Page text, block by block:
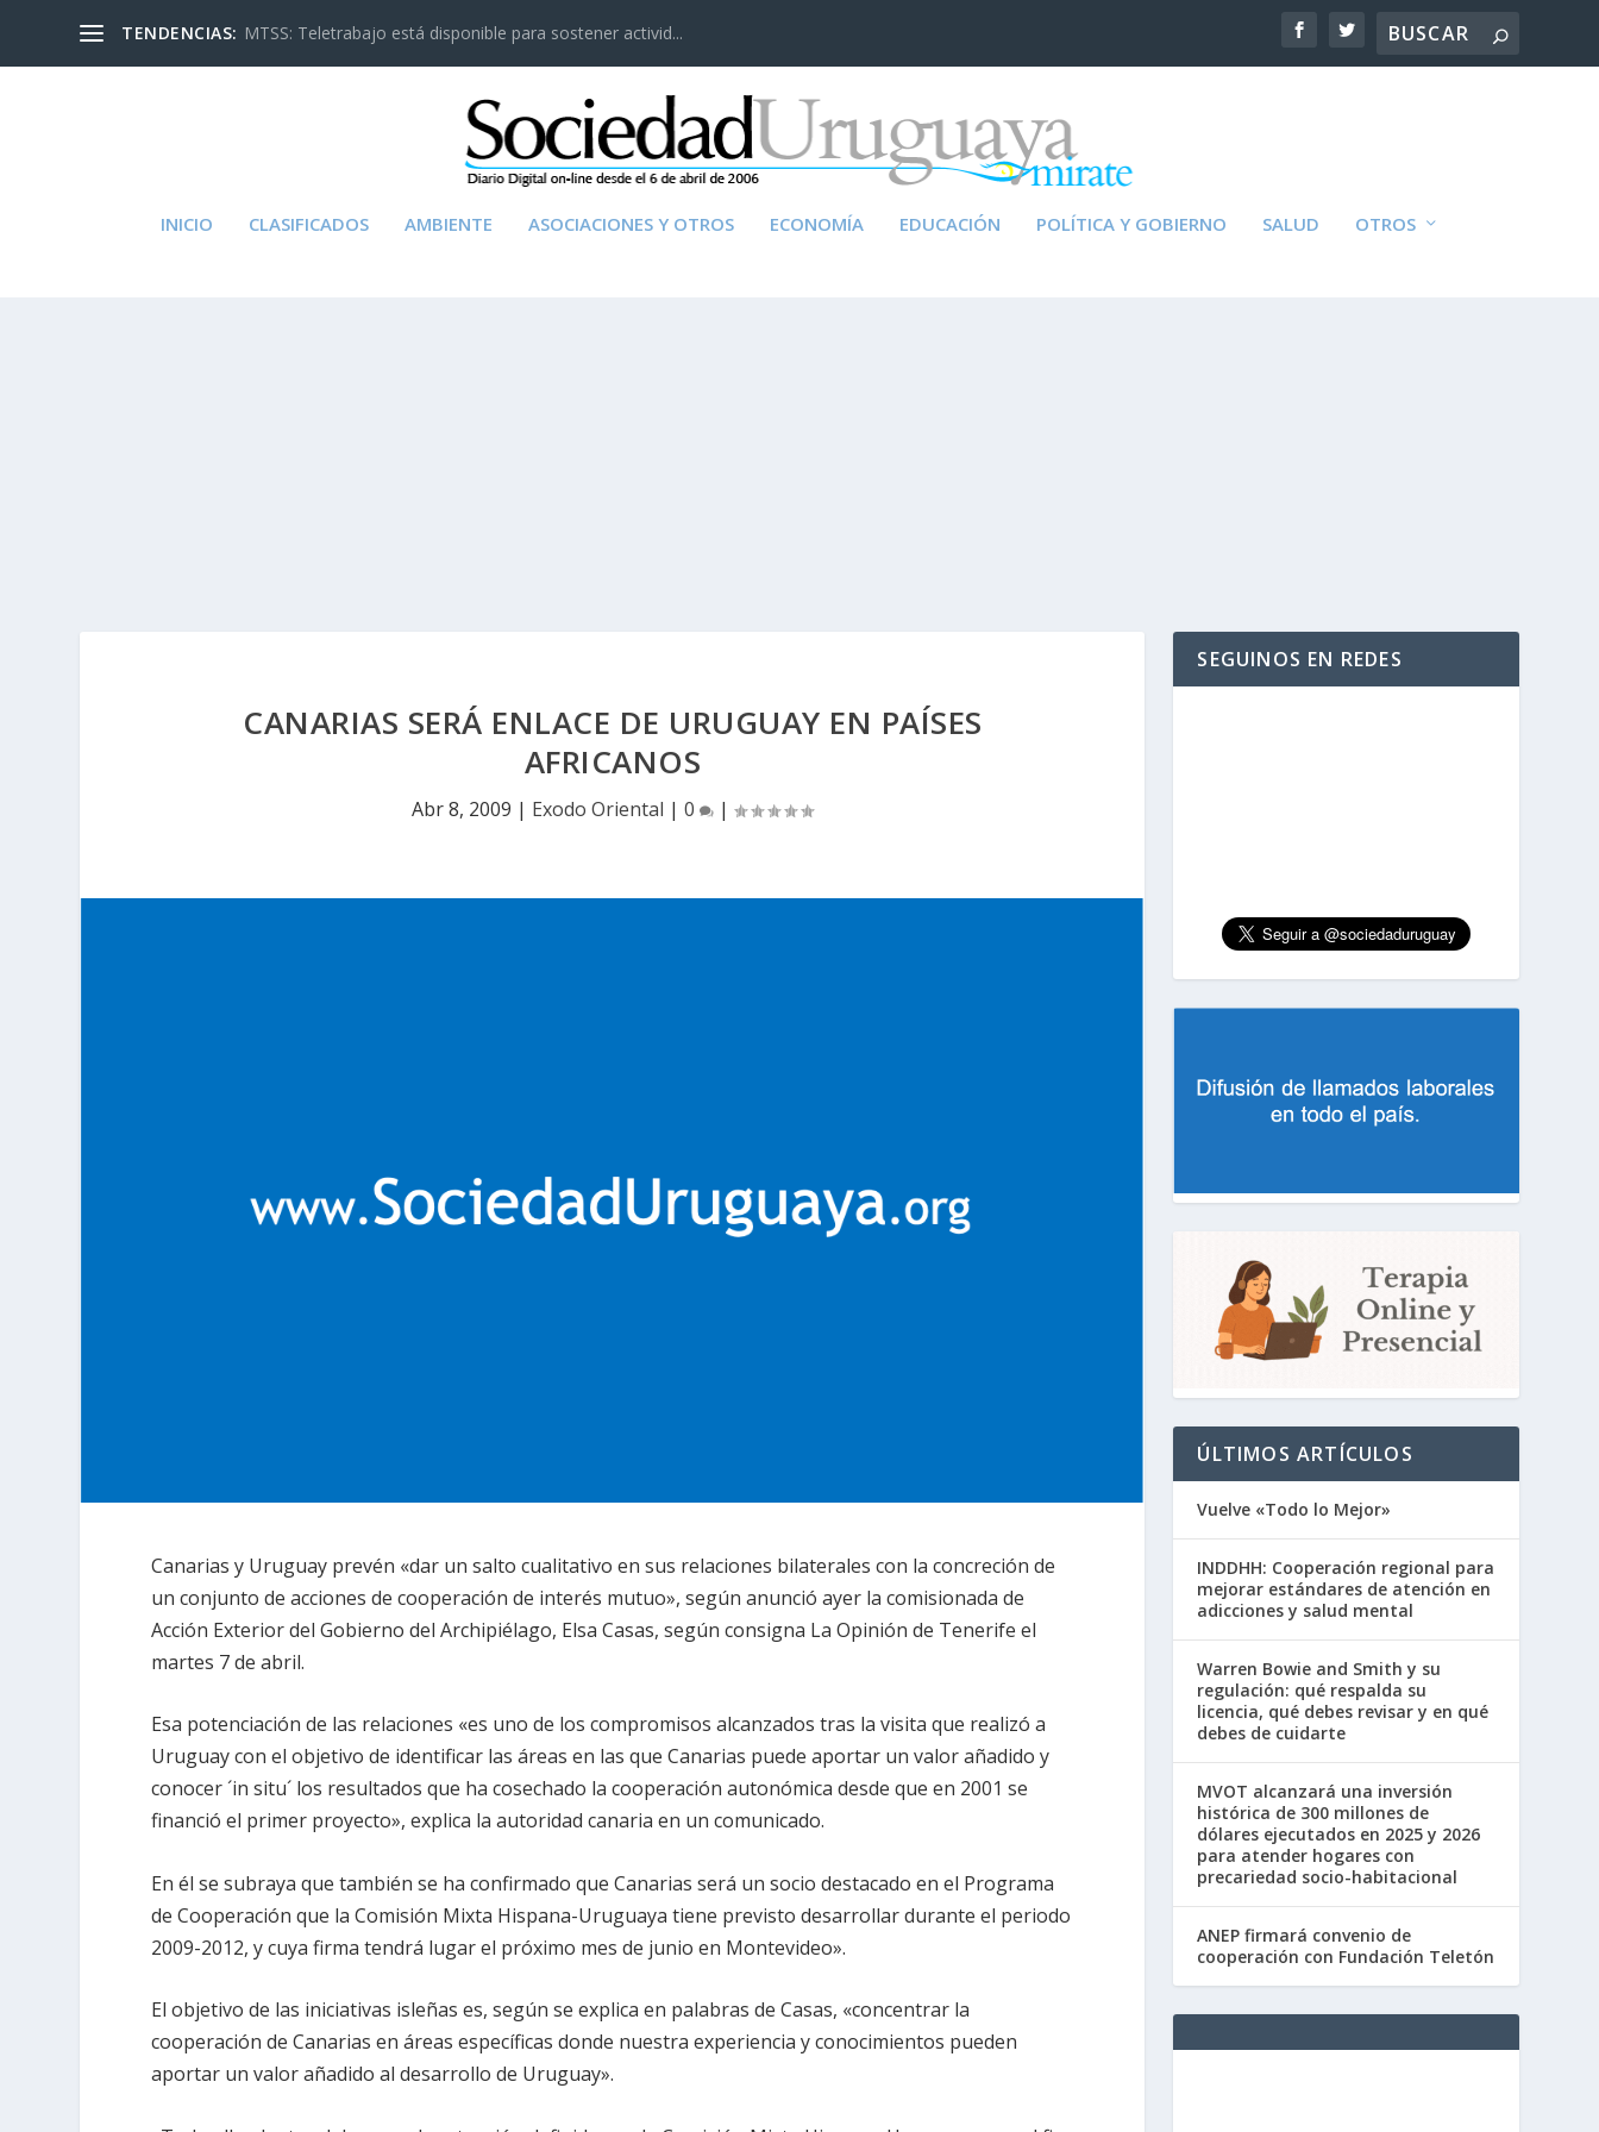
TENDENCIAS: MTSS: Teletrabajo está disponible para sostener activid...
INICIO CLASIFICADOS AMBIENTE ASOCIACIONES Y OTROS ECONOMÍA EDUCACIÓN POLÍTICA Y GOBIERNO SALUD OTROS
CANARIAS SERÁ ENLACE DE URUGUAY EN PAÍSES
AFRICANOS
Abr 8, 2009 | Exodo Oriental |0 |
Canarias y Uruguay prevén «dar un salto cualitativo en sus relaciones bilaterales con la concreción de
un conjunto de acciones de cooperación de interés mutuo», según anunció ayer la comisionada de
Acción Exterior del Gobierno del Archipiélago, Elsa Casas, según consigna La Opinión de Tenerife el
martes 7 de abril.
Esa potenciación de las relaciones «es uno de los compromisos alcanzados tras la visita que realizó a
Uruguay con el objetivo de identificar las áreas en las que Canarias puede aportar un valor añadido y
conocer ´in situ´ los resultados que ha cosechado la cooperación autonómica desde que en 2001 se
financió el primer proyecto», explica la autoridad canaria en un comunicado.
En él se subraya que también se ha confirmado que Canarias será un socio destacado en el Programa
de Cooperación que la Comisión Mixta Hispana-Uruguaya tiene previsto desarrollar durante el periodo
2009-2012, y cuya firma tendrá lugar el próximo mes de junio en Montevideo».
El objetivo de las iniciativas isleñas es, según se explica en palabras de Casas, «concentrar la
cooperación de Canarias en áreas específicas donde nuestra experiencia y conocimientos pueden
aportar un valor añadido al desarrollo de Uruguay».
SEGUINOS EN REDES
ÚLTIMOS ARTÍCULOS
Vuelve «Todo lo Mejor»
INDDHH: Cooperación regional para
mejorar estándares de atención en
adicciones y salud mental
Warren Bowie and Smith y su
regulación: qué respalda su
licencia, qué debes revisar y en qué
debes de cuidarte
MVOT alcanzará una inversión
histórica de 300 millones de
dólares ejecutados en 2025 y 2026
para atender hogares con
precariedad socio-habitacional
ANEP firmará convenio de
cooperación con Fundación Teletón